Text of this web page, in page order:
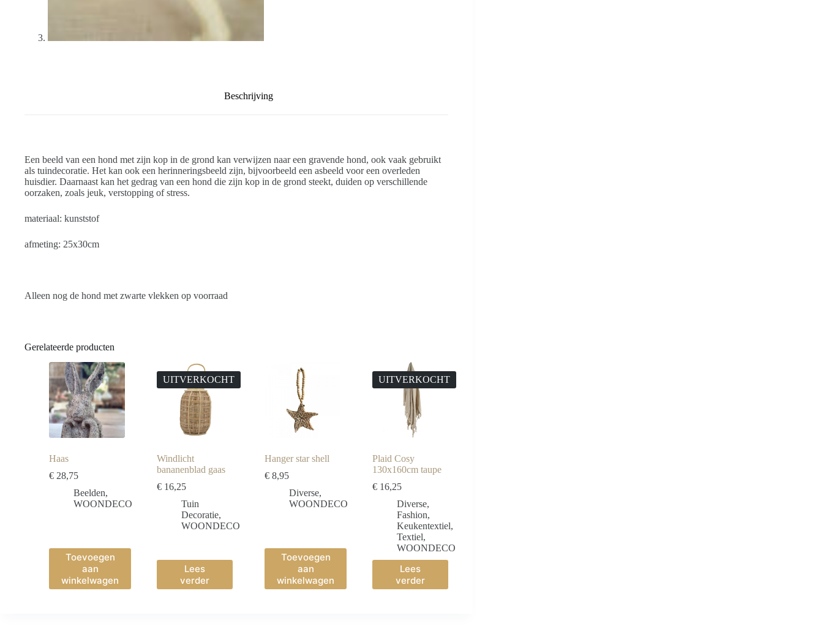
Beschrijving
Een beeld van een hond met zijn kop in de grond kan verwijzen naar een gravende hond, ook vaak gebruikt
als tuindecoratie. Het kan ook een herinneringsbeeld zijn, bijvoorbeeld een asbeeld voor een overleden
huisdier. Daarnaast kan het gedrag van een hond die zijn kop in de grond steekt, duiden op verschillende
oorzaken, zoals jeuk, verstopping of stress.
materiaal: kunststof
afmeting: 25x30cm
Alleen nog de hond met zwarte vlekken op voorraad
Gerelateerde producten
Haas
€ 28,75
Beelden,
WOONDECO
Toevoegen
aan
winkelwagen
UITVERKOCHT
Windlicht
bananenblad gaas
€ 16,25
Tuin
Decoratie,
WOONDECO
Lees
verder
Hanger star shell
€ 8,95
Diverse,
WOONDECO
Toevoegen
aan
winkelwagen
UITVERKOCHT
Plaid Cosy
130x160cm taupe
€ 16,25
Diverse,
Fashion,
Keukentextiel,
Textiel,
WOONDECO
Lees
verder